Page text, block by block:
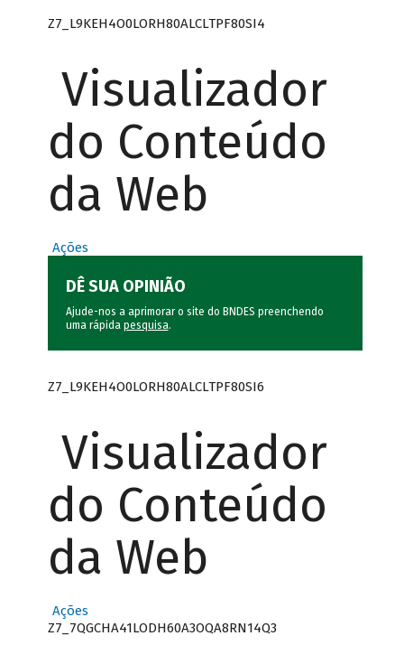
Z7_L9KEH4O0LORH80ALCLTPF80SI4
Visualizador
do Conteúdo
da Web
Ações
DÊ SUA OPINIÃO
Ajude-nos a aprimorar o site do BNDES preenchendo
uma rápida pesquisa.
Z7_L9KEH4O0LORH80ALCLTPF80SI6
Visualizador
do Conteúdo
da Web
Ações
Z7_7QGCHA41LODH60A3OQA8RN14Q3